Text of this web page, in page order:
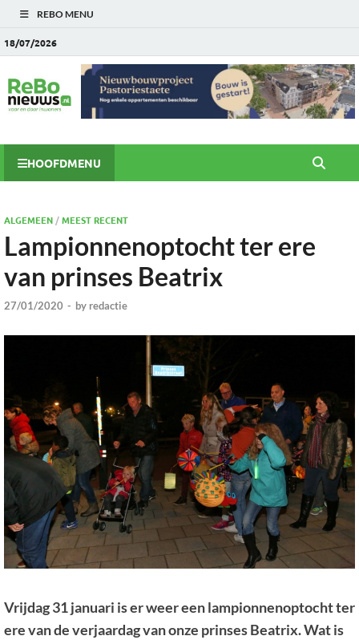
REBO MENU
18/07/2026
HOOFDMENU
ALGEMEEN/MEEST RECENT
Lampionnenoptocht ter ere
van prinses Beatrix
27/01/2020 - by redactie
Vrijdag 31 januari is er weer een lampionnenoptocht ter
ere van de verjaardag van onze prinses Beatrix. Wat is